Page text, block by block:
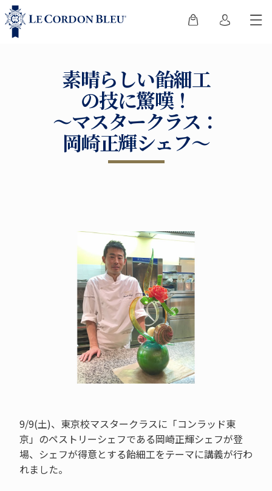
素晴らしい飴細工
の技に驚嘆！
～マスタークラス：
岡崎正輝シェフ～
9/9(土)、東京校マスタークラスに「コンラッド東
京」のペストリーシェフである岡崎正輝シェフが登
場、シェフが得意とする飴細工をテーマに講義が行わ
れました。